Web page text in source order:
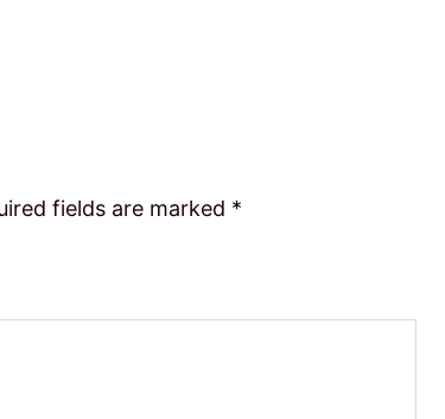
fields are marked *